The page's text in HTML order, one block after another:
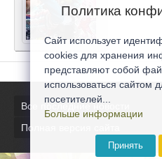
Все последние новости
Полная версия сайта
Политика
Сайт использует
cookies для хранения
представляют собой
использоваться сайтом
посетителей...
Больше информации
Принять